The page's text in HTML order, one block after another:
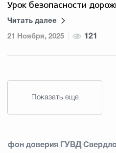
Урок безопасности
Читать далее
21 Ноября, 2025 121
Показать еще
фон доверия ГУВД